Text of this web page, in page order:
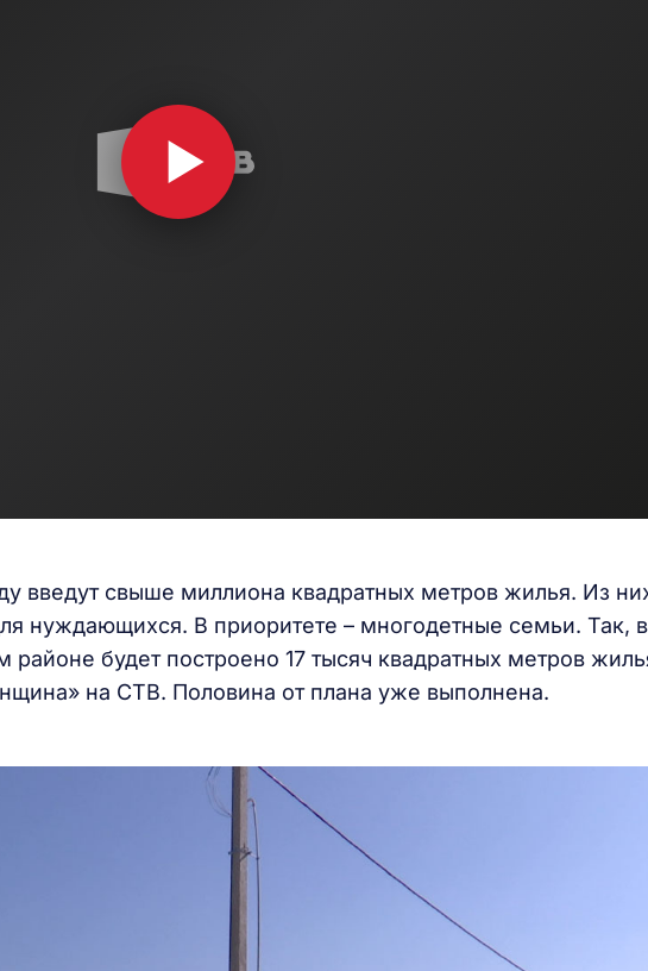
введут свыше миллиона квадратных метров жилья. Из
нуждающихся. В приоритете – многодетные семьи. Так, в
районе будет построено 17 тысяч квадратных метров
на СТВ. Половина от плана уже выполнена.